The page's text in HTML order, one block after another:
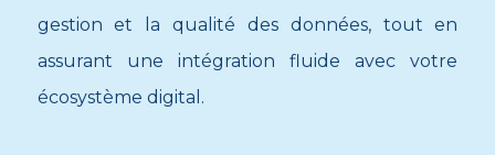
gestion et la qualité des données, tout en
assurant une intégration fluide avec votre
écosystème digital.